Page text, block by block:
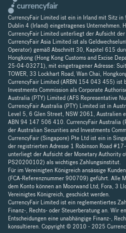
CurrencyFair Limited ist ein in Irland mit Sitz in
Dublin 4 (Irland) eingetragenes Unternehmen.
CurrencyFair Limited unterliegt der Aufsicht
CurrencyFair Asia Limited ist als
Operator) gemäß Abschnitt 30, Kapitel 615
Hongkong (Hong Kong Customs and Excise
25-04-03271), mit eingetragener Adresse:
TOWER, 33 Lockhart Road, Wan Chai,
CurrencyFair Limited (ARBN 154 043 455) ist
Investments Commission als Corporate
Australia (PTY) Limited (AFS Representative
CurrencyFair Australia (PTY) Limited ist in
Level 5, 6 Glen Street, NSW 2061, Australien
ABN 94 147 506 410. CurrencyFair Australia
der Australian Securities and Investments
CurrencyFair (Singapore) Pte Ltd ist ein in
der registrierten Adresse 1 Robinson Road
unterliegt der Aufsicht der Monetary Authority
PS20200102) als wichtiges Zahlungsinstitut.
Für im Vereinigten Königreich ansässige
(FCA-Referenznummer 900709) geführt. Alle
dem Konto können an Moorwand Ltd, Fora, 3
Vereinigtes Königreich, geschickt werden.
CurrencyFair Limited ist ein reglementiertes
Finanz-, Rechts- oder Steuerberatung an. Wir
Entscheidungen eine unabhängige Finanz-,
konsultieren. Copyright © 2010 - 2025